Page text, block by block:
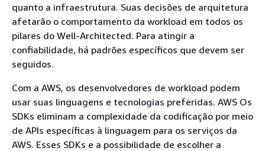
quanto a infraestrutura. Suas decisões de arquitetura
afetarão o comportamento da workload em todos os
pilares do Well-Architected. Para atingir a
confiabilidade, há padrões específicos que devem ser
seguidos.
Com a AWS, os desenvolvedores de workload podem
usar suas linguagens e tecnologias preferidas. AWS Os
SDKs eliminam a complexidade da codificação por meio
de APIs específicas à linguagem para os serviços da
AWS. Esses SDKs e a possibilidade de escolher a